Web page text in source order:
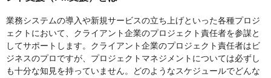
業務システムの導入や新規サービスの立ち上げといった各種プロジ
ェクトにおいて、クライアント企業のプロジェクト責任者を参謀と
してサポートします。クライアント企業のプロジェクト責任者はビ
ジネスのプロですが、プロジェクトマネジメントについては必ずし
も十分な知見を持っていません。どのようなスケジュールでどんな